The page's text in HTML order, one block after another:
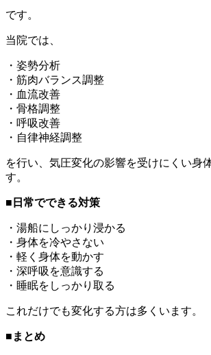
です。
当院では、
・姿勢分析
・筋肉バランス調整
・血流改善
・骨格調整
・呼吸改善
・自律神経調整
を行い、気圧変化の影響を受けにくい身
す。
■日常でできる対策
・湯船にしっかり浸かる
・身体を冷やさない
・軽く身体を動かす
・深呼吸を意識する
・睡眠をしっかり取る
これだけでも変化する方は多くいます。
■まとめ